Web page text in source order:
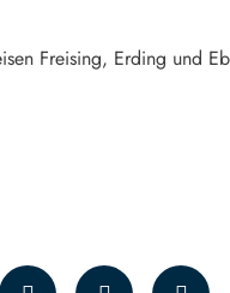
Freising, Erding und